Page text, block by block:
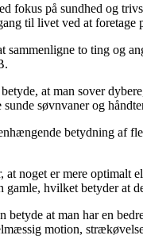
fokus på sundhed og
til livet ved at
to ting og
at man sover
søvnvaner og
betydning af
noget er mere
hvilket betyder at
at man har en
motion,